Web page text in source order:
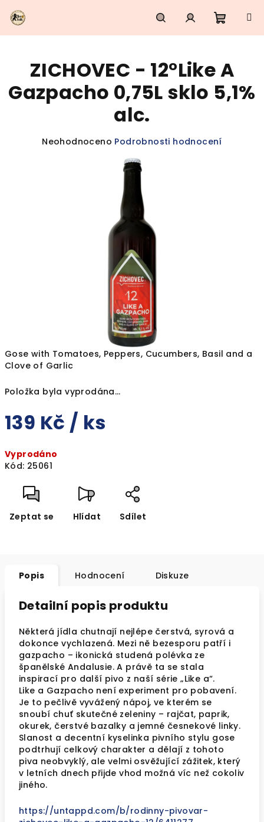
na
obsah
HledatPřihlášení
košík
Gose with Tomatoes, Peppers, Cucumbers, Basil and a
Clove of Garlic
Položka byla vyprodána…
139 Kč / ks
cena:
Vyprodáno
Kód: 25061
Zeptat se Hlídat Sdílet
ZICHOVEC - 12°Like A
Gazpacho 0,75L sklo 5,1%
alc.
Průměrné
Neohodnoceno Podrobnosti hodnocení
Popis Hodnocení Diskuze
Detailní popis produktu
Některá jídla chutnají nejlépe čerstvá, syrová a
dokonce vychlazená. Mezi ně bezesporu patří i
gazpacho – ikonická studená polévka ze
španělské Andalusie. A právě ta se stala
inspirací pro další pivo z naší série „Like a“.
Like a Gazpacho není experiment pro pobavení.
Je to pečlivě vyvážený nápoj, ve kterém se
snoubí chuť skutečné zeleniny – rajčat, paprik,
okurek, čerstvé bazalky a jemné česnekové linky.
Slanost a decentní kyselinka pivního stylu gose
podtrhují celkový charakter a dělají z tohoto
piva neobvyklý, ale velmi osvěžující zážitek, který
v letních dnech přijde vhod možná víc než cokoliv
jiného.
https://untappd.com/b/rodinny-pivovar-